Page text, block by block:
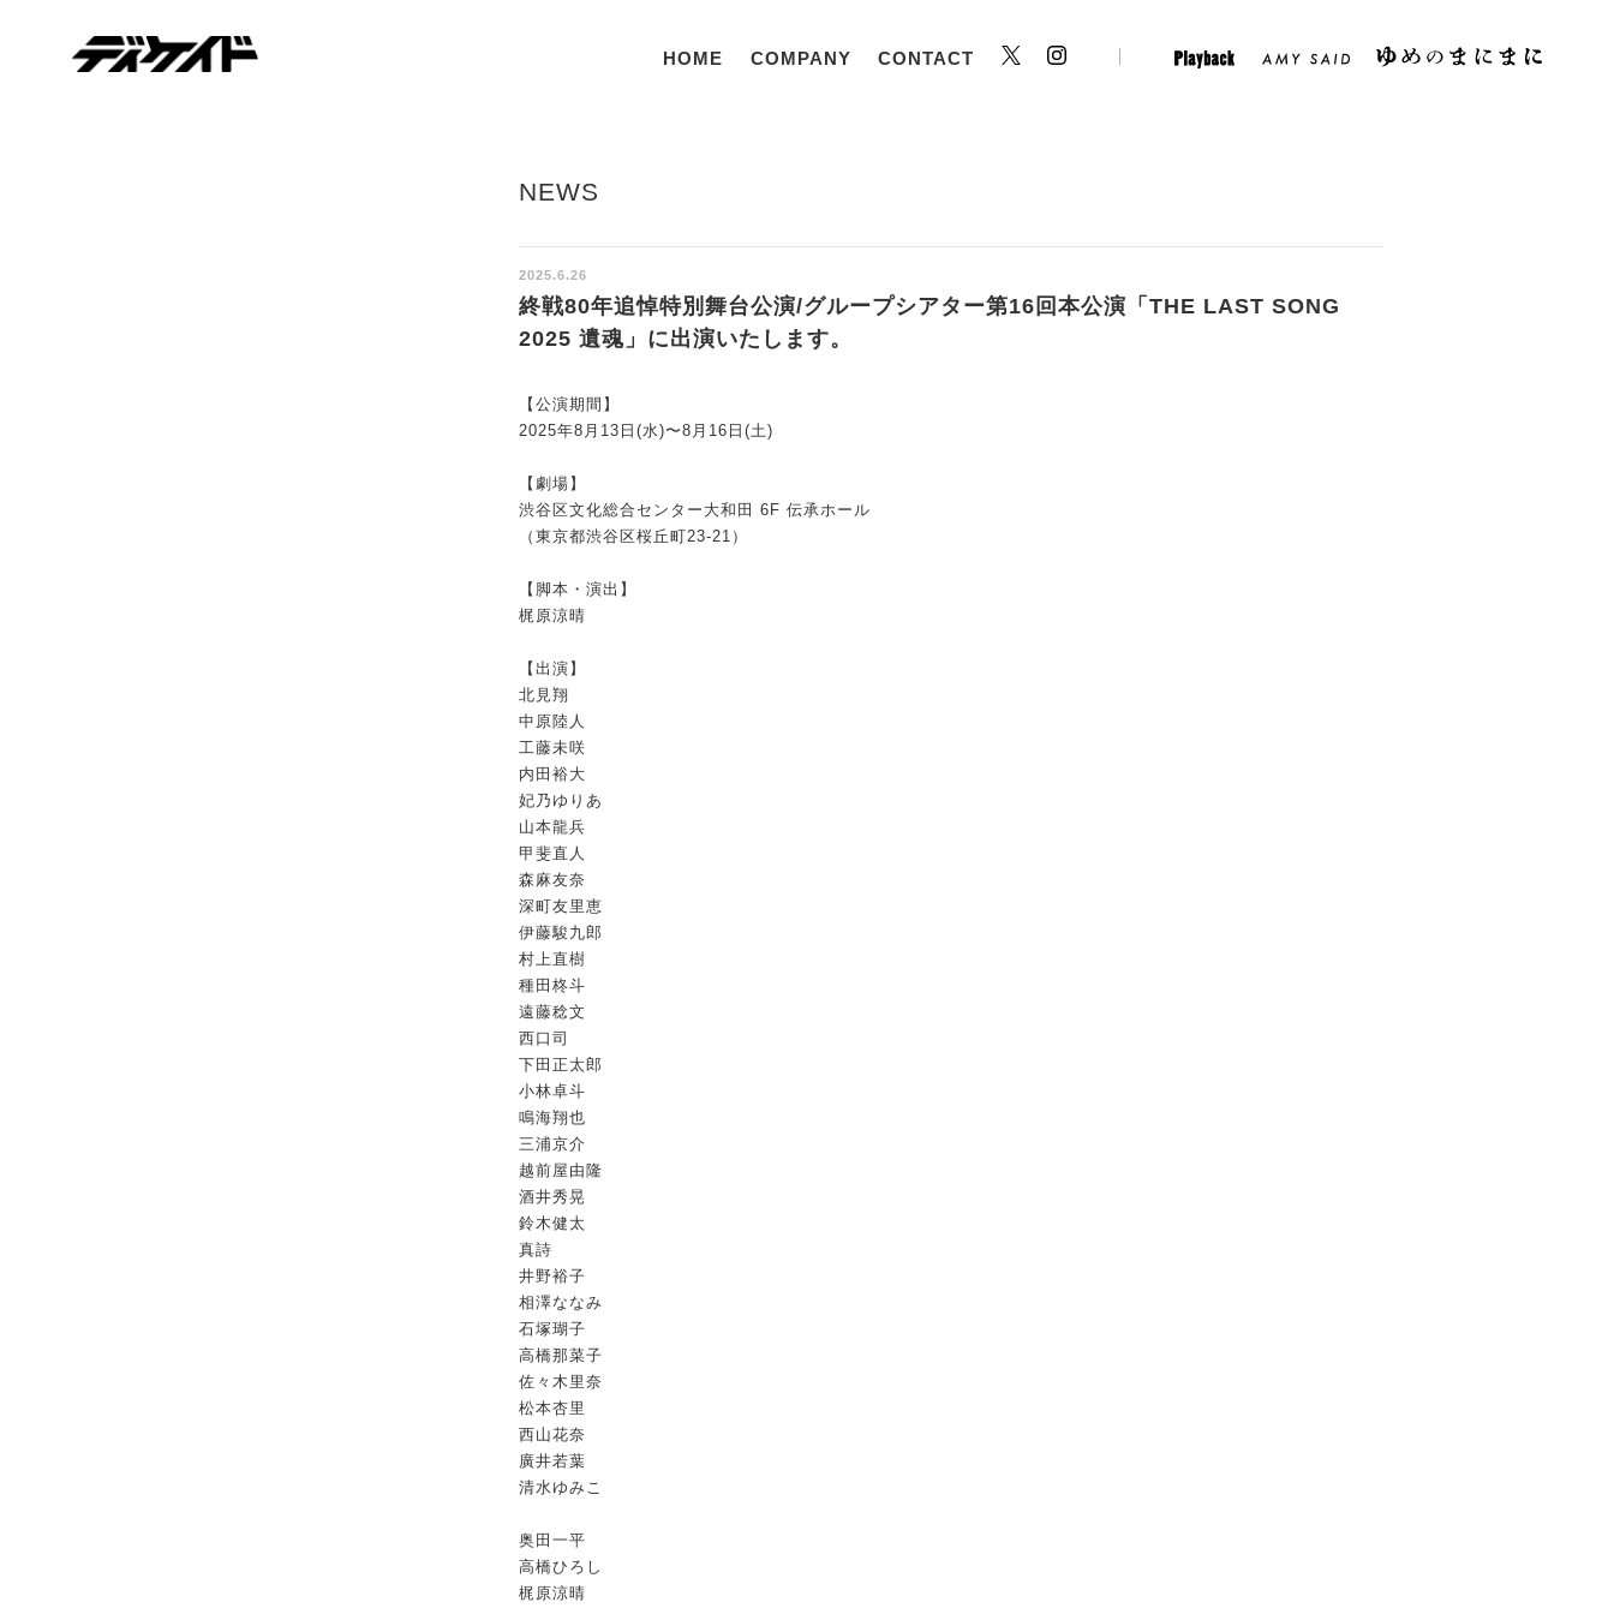
HOME COMPANY CONTACT Twitter Instagram Play Back Amy Said
NEWS
2025.6.26
終戦80年追悼特別舞台公演/グループシアター第16回本公演「THE LAST SONG
2025 遺魂」に出演いたします。
【公演期間】
2025年8月13日(水)〜8月16日(土)
【劇場】
渋谷区文化総合センター大和田 6F 伝承ホール
（東京都渋谷区桜丘町23-21）
【脚本・演出】
梶原涼晴
【出演】
北見翔
中原陸人
工藤未咲
内田裕大
妃乃ゆりあ
山本龍兵
甲斐直人
森麻友奈
深町友里恵
伊藤駿九郎
村上直樹
種田柊斗
遠藤稔文
西口司
下田正太郎
小林卓斗
鳴海翔也
三浦京介
越前屋由隆
酒井秀晃
鈴木健太
真詩
井野裕子
相澤ななみ
石塚瑚子
高橋那菜子
佐々木里奈
松本杏里
西山花奈
廣井若葉
清水ゆみこ
奥田一平
高橋ひろし
梶原涼晴